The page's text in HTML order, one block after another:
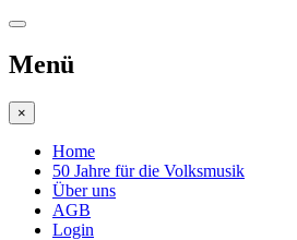
Menü
×
Home
50 Jahre für die Volksmusik
Über uns
AGB
Login